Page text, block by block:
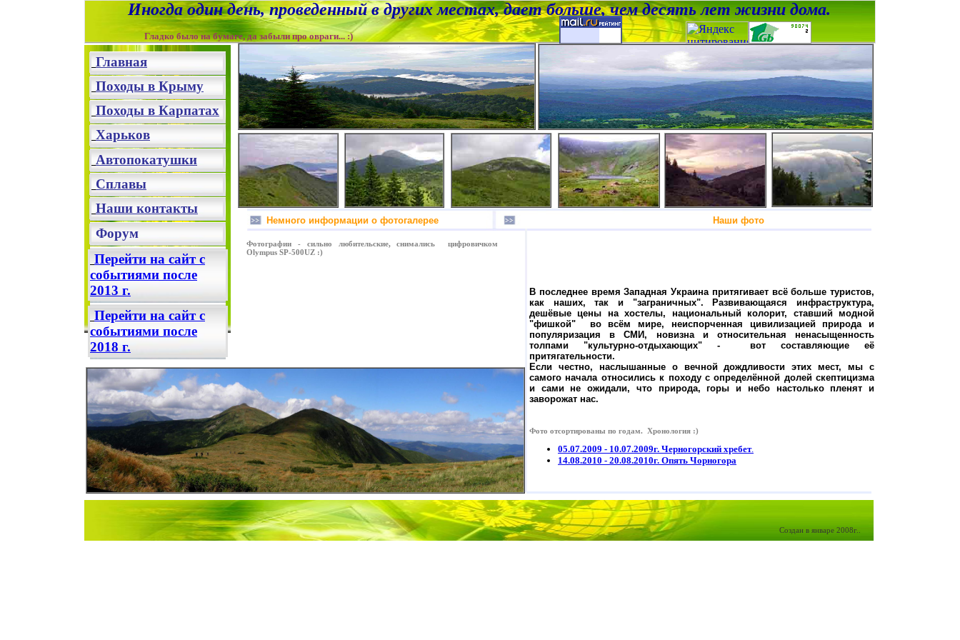
Немного информации о фотогалерее Наши фото
Фотографии - сильно любительские, снимались цифровичком
Olympus SP-500UZ :)
Фото отсортированы по годам. Хронология :)
05.07.2009 - 10.07.2009г. Черногорский хребет.
14.08.2010 - 20.08.2010г. Опять Чорногора
Создан в январе 2008г..
В последнее время Западная Украина притягивает всё больше туристов,
как наших, так и "заграничных". Развивающаяся инфраструктура,
дешёвые цены на хостелы, национальный колорит, ставший модной
"фишкой" во всём мире, неиспорченная цивилизацией природа и
популяризация в СМИ, новизна и относительная ненасыщенность
толпами "культурно-отдыхающих" - вот составляющие её
притягательности.
Если честно, наслышанные о вечной дождливости этих мест, мы с
самого начала относились к походу с определённой долей скептицизма
и сами не ожидали, что природа, горы и небо настолько пленят и
заворожат нас.
Иногда один день, проведенный в других местах, дает больше, чем десять лет жизни дома.
Гладко было на бумаге, да забыли про овраги... :)
Главная
Походы в Крыму
Походы в Карпатах
Харьков
Автопокатушки
Сплавы
Наши контакты
Форум
Поделиться…
Перейти на сайт с
событиями после
2013 г.
Перейти на сайт с
событиями после
2018 г.